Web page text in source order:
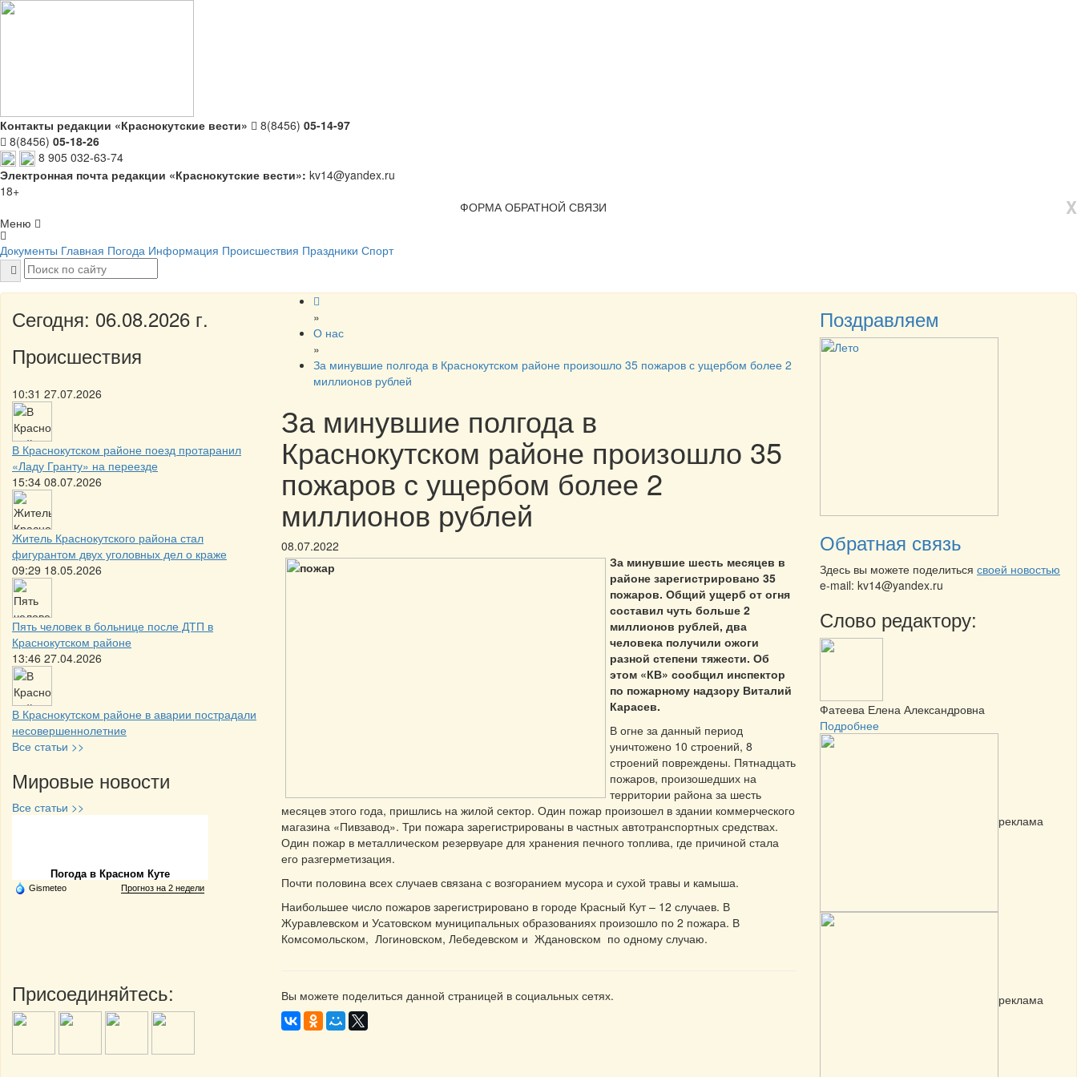
Контакты редакции «Краснокутские вести» 8(8456) 05-14-97
8(8456) 05-18-26
8 905 032-63-74
Электронная почта редакции «Краснокутские вести»: kv14@yandex.ru
18+
X
ФОРМА ОБРАТНОЙ СВЯЗИ
Меню
Документы Главная Погода Информация Происшествия Праздники Спорт
Сегодня: 06.08.2026 г.
Происшествия
10:31 27.07.2026
В Краснокутском районе поезд протаранил
«Ладу Гранту» на переезде
15:34 08.07.2026
Житель Краснокутского района стал
фигурантом двух уголовных дел о краже
09:29 18.05.2026
Пять человек в больнице после ДТП в
Краснокутском районе
13:46 27.04.2026
В Краснокутском районе в аварии пострадали
несовершеннолетние
Все статьи >>
Мировые новости
Все статьи >>
Погода в Красном Куте
Gismeteo Прогноз на 2 недели
Присоединяйтесь:
»
О нас
»
За минувшие полгода в Краснокутском районе произошло 35 пожаров с ущербом более 2
миллионов рублей
За минувшие полгода в
Краснокутском районе произошло 35
пожаров с ущербом более 2
миллионов рублей
08.07.2022
За минувшие шесть месяцев в
районе зарегистрировано 35
пожаров. Общий ущерб от огня
составил чуть больше 2
миллионов рублей, два
человека получили ожоги
разной степени тяжести. Об
этом «КВ» сообщил инспектор
по пожарному надзору Виталий
Карасев.
В огне за данный период
уничтожено 10 строений, 8
строений повреждены. Пятнадцать
пожаров, произошедших на
территории района за шесть
месяцев этого года, пришлись на жилой сектор. Один пожар произошел в здании коммерческого
магазина «Пивзавод». Три пожара зарегистрированы в частных автотранспортных средствах.
Один пожар в металлическом резервуаре для хранения печного топлива, где причиной стала
его разгерметизация.
Почти половина всех случаев связана с возгоранием мусора и сухой травы и камыша.
Наибольшее число пожаров зарегистрировано в городе Красный Кут – 12 случаев. В
Журавлевском и Усатовском муниципальных образованиях произошло по 2 пожара. В
Комсомольском, Логиновском, Лебедевском и Ждановском по одному случаю.
Вы можете поделиться данной страницей в социальных сетях.
Поздравляем
Обратная связь
Здесь вы можете поделиться своей новостью
e-mail: kv14@yandex.ru
Слово редактору:
Фатеева Елена Александровна
Подробнее
реклама
реклама